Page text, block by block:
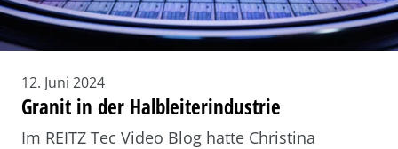
12. Juni 2024
Granit in der Halbleiterindustrie
Im REITZ Tec Video Blog hatte Christina